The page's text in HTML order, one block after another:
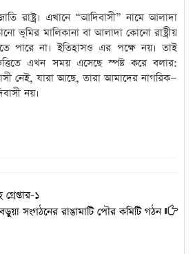
রাষ্ট্র। এখানে “আদিবাসী” নামে আলাদা
ভূমির মালিকানা বা আলাদা কোনো রাষ্ট্রীয়
পারে না। ইতিহাসও এর পক্ষে নয়। তাই
ভিত্তিতে এখন সময় এসেছে স্পষ্ট করে বলার:
নেই, যারা আছে, তারা আমাদের নাগরিক—
নয়।
১
বড়ুয়া সংগঠনের রাঙামাটি পৌর কমিটি গঠন